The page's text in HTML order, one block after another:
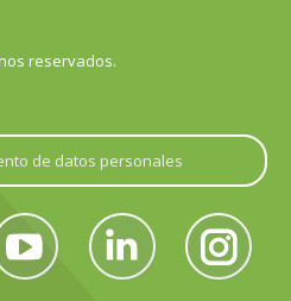
reservados.
de datos personales
en:
YouTube
Linkedin
Instagram